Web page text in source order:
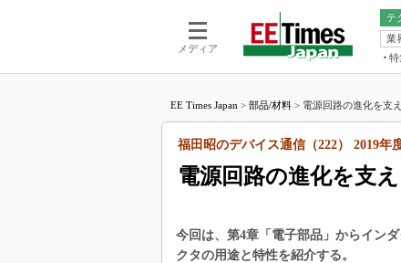
メディア
テ
電池／エネ業
福田昭
湯之
大山
リタイ
EE Times Japan > 部品/材料 > 電源回路の進化を支
電源回路の進化を支
福田昭のデバイス通信（222） 2019年
今回は、第4章「電子部品」からイン
クタの用途と特性を紹介する。